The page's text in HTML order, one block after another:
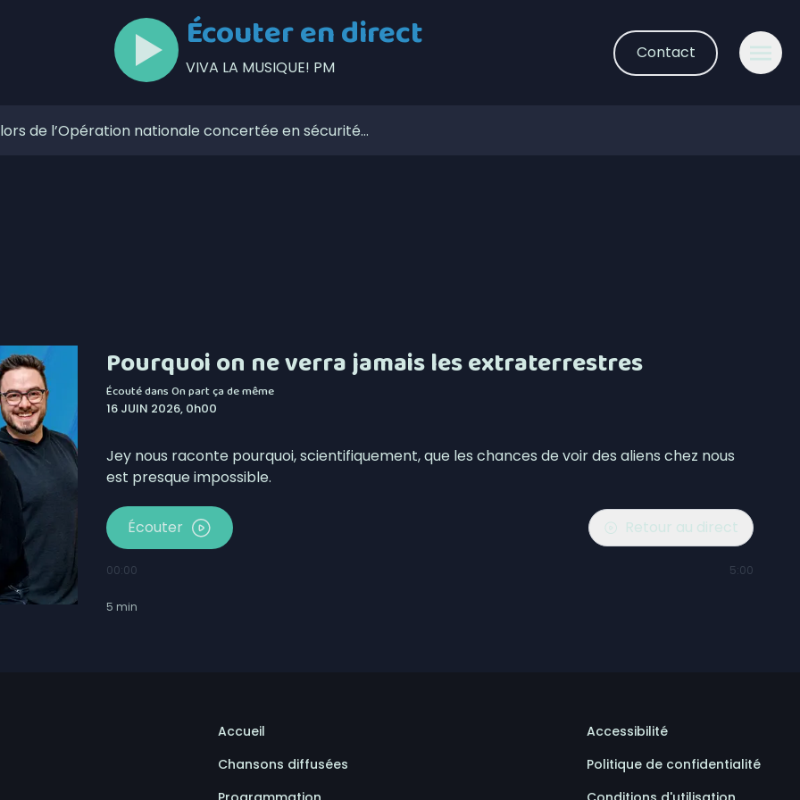
Écouter en direct
VIVA LA MUSIQUE! PM
Contact
de l’Opération nationale concertée en sécurité
en candidatures du Gala de l’Excellence
conserve son avance dans les intentions de vote
fil 5G à Matane-sur-Mer
le début des séries de la division masculine de la
à Saint-Ulric
Am du East Coast Pro Tour ce 7 août
Pourquoi on ne verra jamais les extraterrestres
Écouté dansOn part ça de même
16 JUIN 2026, 0h00
Jey nous raconte pourquoi, scientifiquement, que les chances de voir des aliens chez nous
est presque impossible.
Écouter Retour au direct
00:00 5:00
5 min
Accueil
Chansons diffusées
Accessibilité
Politique de confidentialité